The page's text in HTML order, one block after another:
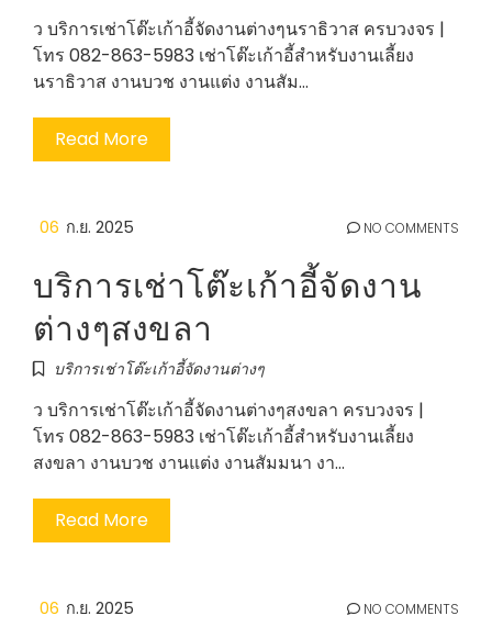
ว บริการเช่าโต๊ะเก้าอี้จัดงานต่างๆนราธิวาส ครบวงจร |
โทร 082-863-5983 เช่าโต๊ะเก้าอี้สำหรับงานเลี้ยง
นราธิวาส งานบวช งานแต่ง งานสัม…
Read More
06 ก.ย. 2025 NO COMMENTS
บริการเช่าโต๊ะเก้าอี้จัดงาน
ต่างๆสงขลา
บริการเช่าโต๊ะเก้าอี้จัดงานต่างๆ
ว บริการเช่าโต๊ะเก้าอี้จัดงานต่างๆสงขลา ครบวงจร |
โทร 082-863-5983 เช่าโต๊ะเก้าอี้สำหรับงานเลี้ยง
สงขลา งานบวช งานแต่ง งานสัมมนา งา…
Read More
06 ก.ย. 2025 NO COMMENTS